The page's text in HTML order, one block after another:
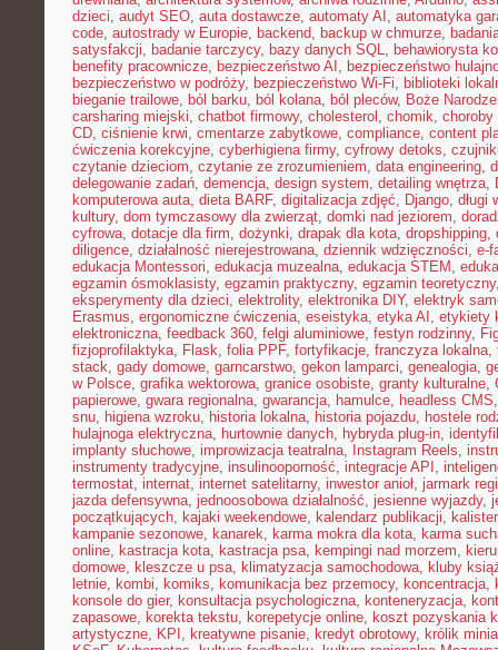
dzieci, audyt SEO, auta dostawcze, automaty AI , automatyka
code, autostrady w Europie, backend, backup w chmurze,
satysfakcji, badanie tarczycy, bazy danych SQL, behawiorysta
benefity pracownicze, bezpieczeństwo AI , bezpieczeństwo
bezpieczeństwo w podróży, bezpieczeństwo Wi-Fi, biblioteki
bieganie trailowe, ból barku, ból kolana, ból pleców, Boże
carsharing miejski, chatbot firmowy, cholesterol , chomik, choroby
CD, ciśnienie krwi, cmentarze zabytkowe, compliance, content
ćwiczenia korekcyjne, cyberhigiena firmy, cyfrowy detoks,
czytanie dzieciom, czytanie ze zrozumieniem, data engineering,
delegowanie zadań, demencja, design system, detailing wnętrza,
komputerowa auta, dieta BARF, digitalizacja zdjęć, Django, długi
kultury, dom tymczasowy dla zwierząt, domki nad jeziorem,
cyfrowa, dotacje dla firm, dożynki, drapak dla kota, dropshipping,
diligence, działalność nierejestrowana, dziennik wdzięczności, e-
edukacja Montessori, edukacja muzealna, edukacja STEM ,
egzamin ósmoklasisty, egzamin praktyczny, egzamin teoretyczny
eksperymenty dla dzieci, elektrolity, elektronika DIY, elektryk
Erasmus, ergonomiczne ćwiczenia, eseistyka, etyka AI , etykiety
elektroniczna, feedback 360, felgi aluminiowe, festyn rodzinny,
fizjoprofilaktyka, Flask, folia PPF, fortyfikacje, franczyza lokalna,
stack, gady domowe, garncarstwo, gekon lamparci, genealogia,
w Polsce, grafika wektorowa, granice osobiste, granty kulturalne,
papierowe, gwara regionalna, gwarancja, hamulce, headless CMS
snu, higiena wzroku, historia lokalna, historia pojazdu, hostele
hulajnoga elektryczna, hurtownie danych, hybryda plug-in,
implanty słuchowe, improwizacja teatralna, Instagram Reels,
instrumenty tradycyjne, insulinooporność, integracje API ,
termostat, internat, internet satelitarny, inwestor anioł, jarmark
jazda defensywna, jednoosobowa działalność, jesienne wyjazdy,
początkujących, kajaki weekendowe, kalendarz publikacji,
kampanie sezonowe, kanarek, karma mokra dla kota, karma
online, kastracja kota, kastracja psa, kempingi nad morzem,
domowe, kleszcze u psa, klimatyzacja samochodowa, kluby
letnie, kombi, komiks, komunikacja bez przemocy, koncentracja,
konsole do gier, konsultacja psychologiczna, konteneryzacja,
zapasowe, korekta tekstu, korepetycje online, koszt pozyskania
artystyczne, KPI , kreatywne pisanie, kredyt obrotowy, królik